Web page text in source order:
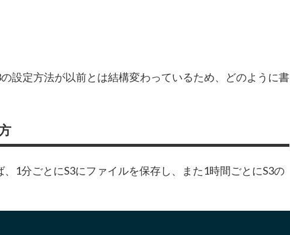
設定方法が以前とは結構変わっているため、どのように書
1分ごとにS3にファイルを保存し、また1時間ごとにS3の